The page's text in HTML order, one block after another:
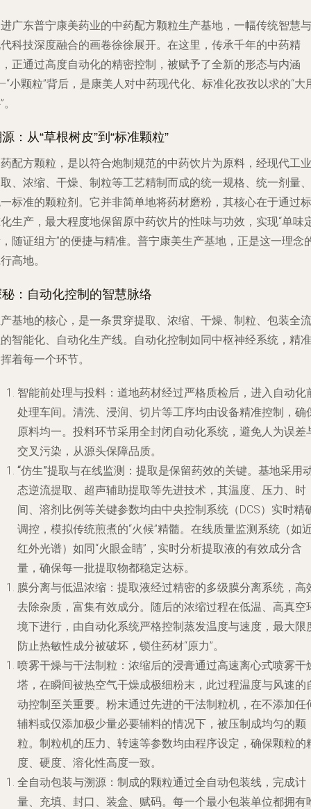
广东普宁康美药业的中药配方颗粒生产基地，一幅传统智慧与
科技深度融合的画卷徐徐展开。在这里，传承千年的中药精
正通过高度自动化的精密控制，被赋予了全新的形态与内涵
小颗粒”背后，是康美人对中药现代化、标准化孜孜以求的“大
：从“草根树皮”到“标准颗粒”
配方颗粒，是以符合炮制规范的中药饮片为原料，经现代工业
、浓缩、干燥、制粒等工艺精制而成的统一规格、统一剂量、
标准的颗粒剂。它并非简单地将药材磨粉，其核心在于通过标
生产，最大程度地保留原中药饮片的性味与功效，实现“单味
随证组方”的便捷与精准。普宁康美生产基地，正是这一理念
高地。
：自动化控制的智慧脉络
基地的核心，是一条贯穿提取、浓缩、干燥、制粒、包装全流
智能化、自动化生产线。自动化控制如同中枢神经系统，精准
着每一个环节。
智能前处理与投料 ：道地药材经过严格质检后，进入自动化
处理车间。清洗、浸润、切片等工序均由设备精准控制，确
原料均一。投料环节采用全封闭自动化系统，避免人为误差
交叉污染，从源头保障品质。
“仿生”提取与在线监测 ：提取是保留药效的关键。基地采用
态逆流提取、超声辅助提取等先进技术，其温度、压力、时
间、溶剂比例等关键参数均由中央控制系统（DCS）实时精
调控，模拟传统煎煮的“火候”精髓。在线质量监测系统（如
红外光谱）如同“火眼金睛”，实时分析提取液的有效成分含
量，确保每一批提取物都稳定达标。
膜分离与低温浓缩 ：提取液经过精密的多级膜分离系统，高
去除杂质，富集有效成分。随后的浓缩过程在低温、高真空
境下进行，由自动化系统严格控制蒸发温度与速度，最大限
防止热敏性成分被破坏，锁住药材“原力”。
喷雾干燥与干法制粒 ：浓缩后的浸膏通过高速离心式喷雾干
塔，在瞬间被热空气干燥成极细粉末，此过程温度与风速的
动控制至关重要。粉末通过先进的干法制粒机，在不添加任
辅料或仅添加极少量必要辅料的情况下，被压制成均匀的颗
粒。制粒机的压力、转速等参数均由程序设定，确保颗粒的
度、硬度、溶化性高度一致。
全自动包装与溯源 ：制成的颗粒通过全自动包装线，完成计
量、充填、封口、装盒、赋码。每一个最小包装单位都拥有